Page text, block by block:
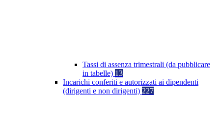
Tassi di assenza trimestrali (da pubblicare
in tabelle) 13
Incarichi conferiti e autorizzati ai dipendenti
(dirigenti e non dirigenti) 227